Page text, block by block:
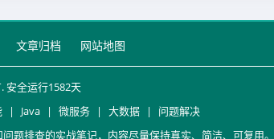
文章归档 网站地图
安全运行1582天
| Java | 微服务 | 大数据 |
问题解决
题排查的实战笔记，内容尽量保持真实、简洁、可复用。